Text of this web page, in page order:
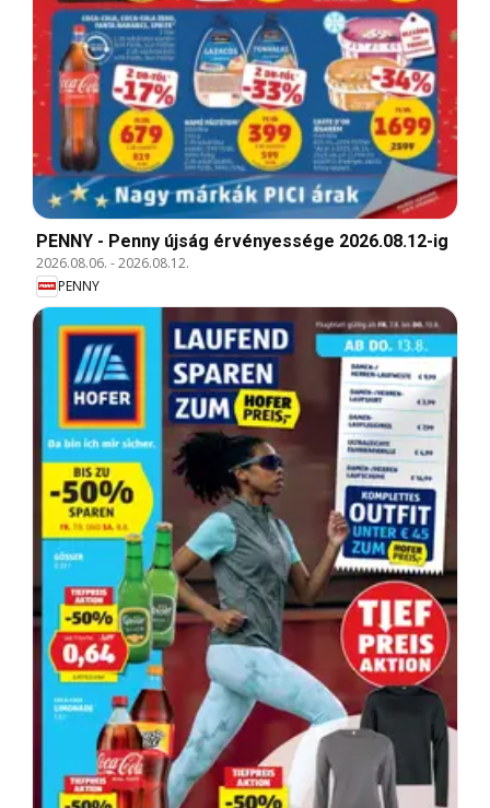
PENNY - Penny újság érvényessége 2026.08.12-ig
2026.08.06. -2026.08.12.
PENNY